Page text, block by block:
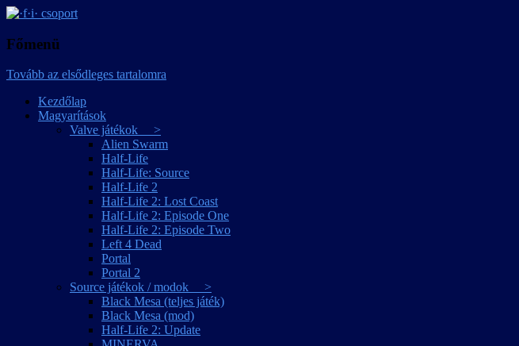
·f·i· csoport
Főmenü
Tovább az elsődleges tartalomra
Kezdőlap
Magyarítások
Valve játékok >
Alien Swarm
Half-Life
Half-Life: Source
Half-Life 2
Half-Life 2: Lost Coast
Half-Life 2: Episode One
Half-Life 2: Episode Two
Left 4 Dead
Portal
Portal 2
Source játékok / modok >
Black Mesa (teljes játék)
Black Mesa (mod)
Half-Life 2: Update